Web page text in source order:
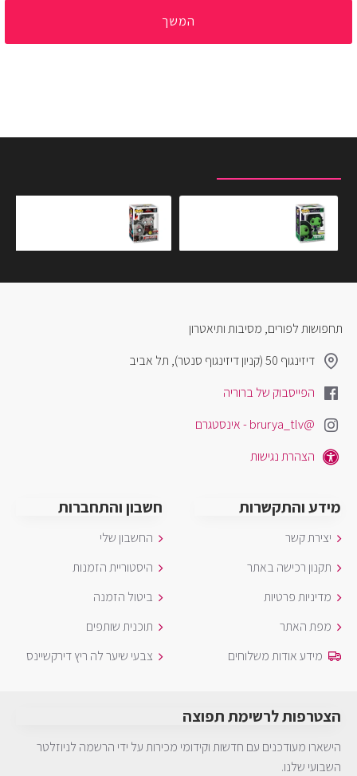
המשך
תחפושות לפורים, מסיבות ותיאטרון
דיזינגוף 50 (קניון דיזינגוף סנטר), תל אביב
הפייסבוק של ברוריה
@brurya_tlv - אינסטגרם
הצהרת נגישות
מידע והתקשרות
יצירת קשר
תקנון רכישה באתר
מדיניות פרטיות
מפת האתר
מידע אודות משלוחים
חשבון והתחברות
החשבון שלי
היסטוריית הזמנות
ביטול הזמנה
תוכנית שותפים
צבעי שיער לה ריץ דירקשיינס
הצטרפות לרשימת תפוצה
הישארו מעודכנים עם חדשות וקידומי מכירות על ידי הרשמה לניוזלטר
השבועי שלנו.